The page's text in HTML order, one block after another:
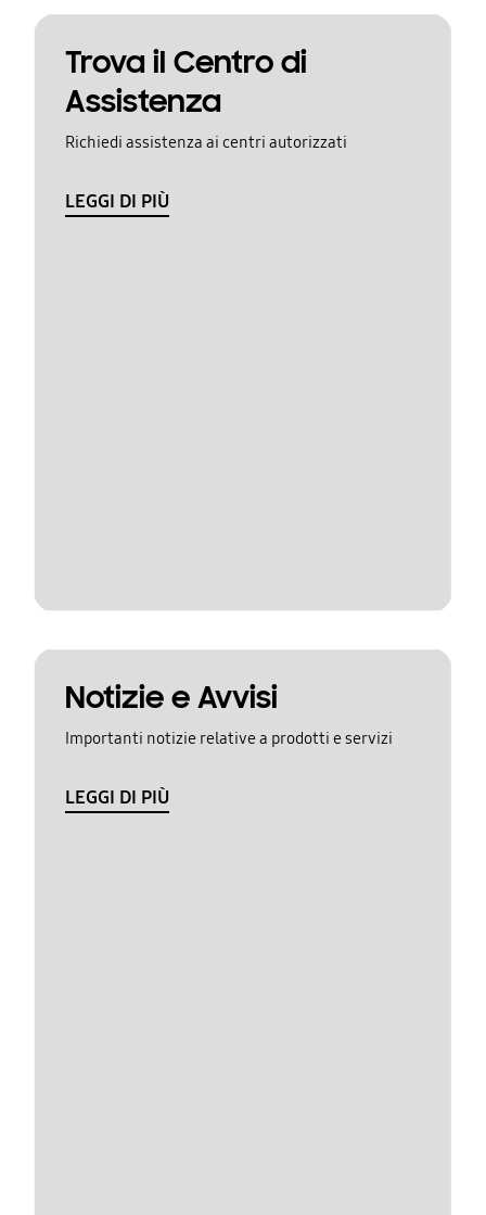
Trova il Centro di
Assistenza
Richiedi assistenza ai centri autorizzati
LEGGI DI PIÙ
Notizie e Avvisi
Importanti notizie relative a prodotti e servizi
LEGGI DI PIÙ